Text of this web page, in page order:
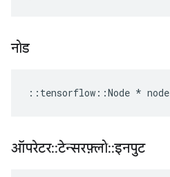
नोड
:: tensorflow ::Node * node
ऑपरेटर::टेन्सरफ़्लो::इनपुट